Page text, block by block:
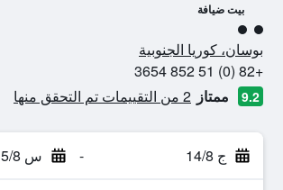
بيت ضيافة
تقييم فئة 2
بوسان، كوريا الجنوبية
+82 (0) 51 852 3654
9.2 ممتاز 2 من التقييمات تم التحقق منها
ج 14/8 - س 15/8